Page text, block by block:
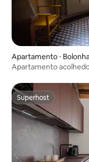
Apartamento ⋅
Apartamento
Superhost
Superhost